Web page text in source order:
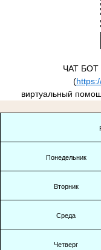
ЧАТ
(
виртуальный
Понедельник
Вторник
Среда
Четверг